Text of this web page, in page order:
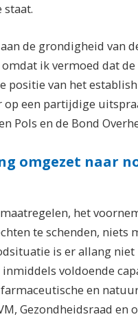
staat.
de grondigheid van
ik vermoed dat
positie van het
een partijdige
Pols en de Bond
omgezet naar
het
te schenden, niets
is er allang
voldoende
en
Gezondheidsraad